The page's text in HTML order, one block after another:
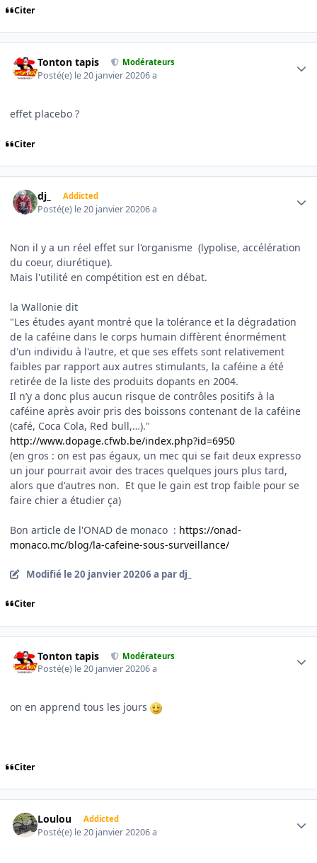
Citer
Tonton tapis Modérateurs
Posté(e) le 20 janvier 20206 a
effet placebo ?
Citer
dj_ Addicted
Posté(e) le 20 janvier 20206 a
Non il y a un réel effet sur l'organisme (lypolise, accélération
du coeur, diurétique).
Mais l'utilité en compétition est en débat.
la Wallonie dit
"Les études ayant montré que la tolérance et la dégradation
de la caféine dans le corps humain diffèrent énormément
d'un individu à l'autre, et que ses effets sont relativement
faibles par rapport aux autres stimulants, la caféine a été
retirée de la liste des produits dopants en 2004.
Il n’y a donc plus aucun risque de contrôles positifs à la
caféine après avoir pris des boissons contenant de la caféine
(café, Coca Cola, Red bull,…)."
http://www.dopage.cfwb.be/index.php?id=6950
(en gros : on est pas égaux, un mec qui se fait deux expresso
un jour pourrait avoir des traces quelques jours plus tard,
alors que d'autres non. Et que le gain est trop faible pour se
faire chier a étudier ça)
Bon article de l'ONAD de monaco : https://onad-
monaco.mc/blog/la-cafeine-sous-surveillance/
Modifié le 20 janvier 20206 a par dj_
Citer
Tonton tapis Modérateurs
Posté(e) le 20 janvier 20206 a
on en apprend tous les jours
Citer
Loulou Addicted
Posté(e) le 20 janvier 20206 a